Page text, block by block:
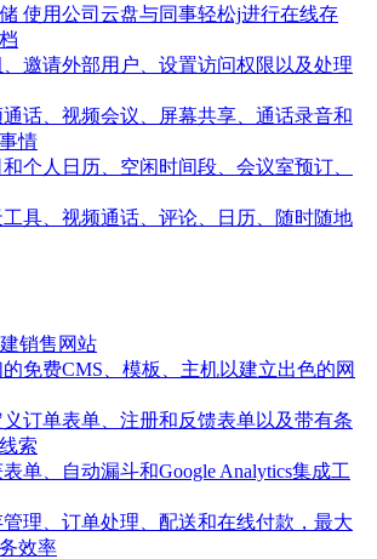
使用公司云盘与同事轻松j进行在线存
邀请外部用户、设置访问权限以及处理
话、视频会议、屏幕共享、通话录音和
情
个人日历、空闲时间段、会议室预订、
工具、视频通话、评论、日历、随时随地
销售网站
免费CMS、模板、主机以建立出色的网
订单表单、注册和反馈表单以及带有条
索
单、自动漏斗和Google Analytics集成工
理、订单处理、配送和在线付款，最大
效率